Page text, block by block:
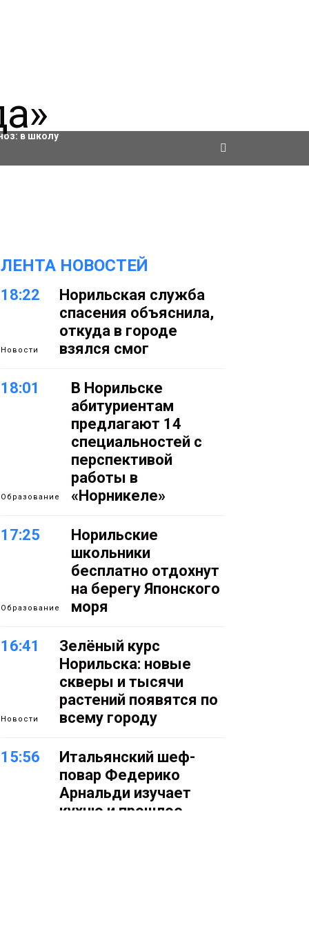
в школу
ЛЕНТА НОВОСТЕЙ
18:22
Новости
Норильская служба
спасения объяснила,
откуда в городе
взялся смог
18:01
Образование
В Норильске
абитуриентам
предлагают 14
специальностей с
перспективой
работы в
«Норникеле»
17:25
Образование
Норильские
школьники
бесплатно отдохнут
на берегу Японского
моря
16:41
Новости
Зелёный курс
Норильска: новые
скверы и тысячи
растений появятся по
всему городу
15:56
Итальянский шеф-
повар Федерико
Арнальди изучает
кухню и прошлое